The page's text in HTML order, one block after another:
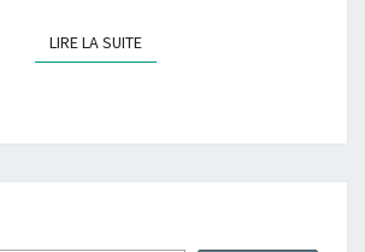
LIRE LA SUITELIRE LA SUITE